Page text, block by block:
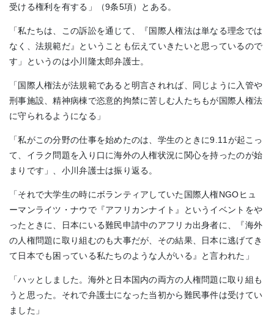
受ける権利を有する」（9条5項）とある。
「私たちは、この訴訟を通じて、『国際人権法は単なる理念では
なく、法規範だ』ということも伝えていきたいと思っているので
す」というのは小川隆太郎弁護士。
「国際人権法が法規範であると明言されれば、同じように入管や
刑事施設、精神病棟で恣意的拘禁に苦しむ人たちもが国際人権法
に守られるようになる」
「私がこの分野の仕事を始めたのは、学生のときに9.11が起こっ
て、イラク問題を入り口に海外の人権状況に関心を持ったのが始
まりです」、小川弁護士は振り返る。
「それで大学生の時にボランティアしていた国際人権NGOヒュ
ーマンライツ・ナウで『アフリカンナイト』というイベントをや
ったときに、日本にいる難民申請中のアフリカ出身者に、『海外
の人権問題に取り組むのも大事だが、その結果、日本に逃げてき
て日本でも困っている私たちのような人がいる』と言われた」
「ハッとしました。海外と日本国内の両方の人権問題に取り組も
うと思った。それで弁護士になった当初から難民事件は受けてい
ました」